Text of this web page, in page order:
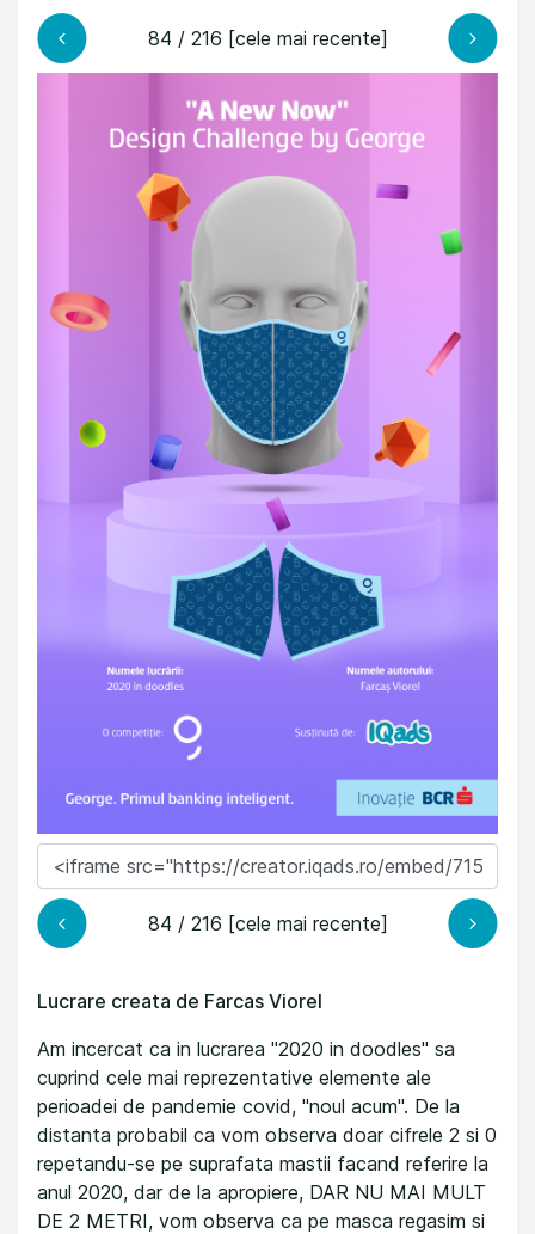
84 / 216 [cele mai recente]
84 / 216 [cele mai recente]
Lucrare creata de Farcas Viorel
Am incercat ca in lucrarea "2020 in doodles" sa
cuprind cele mai reprezentative elemente ale
perioadei de pandemie covid, "noul acum". De la
distanta probabil ca vom observa doar cifrele 2 si 0
repetandu-se pe suprafata mastii facand referire la
anul 2020, dar de la apropiere, DAR NU MAI MULT
DE 2 METRI, vom observa ca pe masca regasim si